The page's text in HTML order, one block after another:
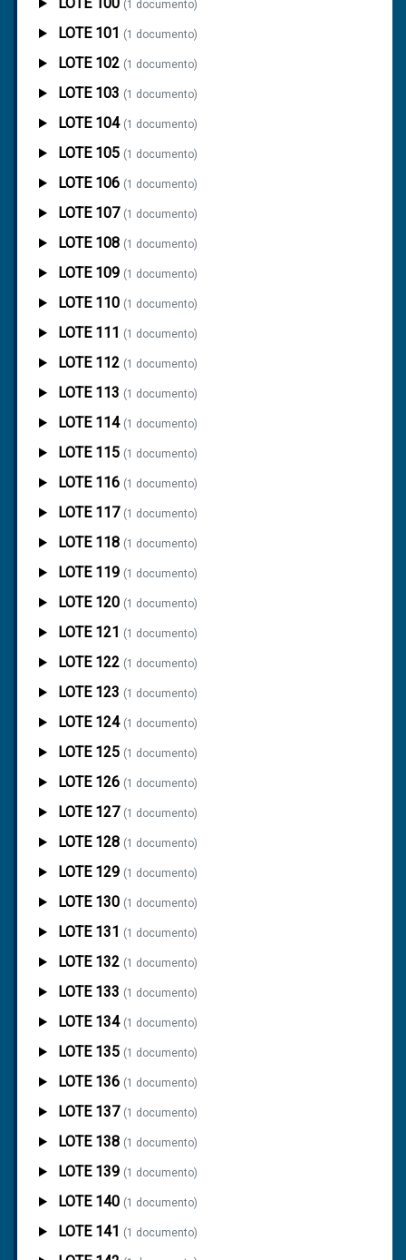
(1 documento)
LOTE 101 (1 documento)
LOTE 102 (1 documento)
LOTE 103 (1 documento)
LOTE 104 (1 documento)
LOTE 105 (1 documento)
LOTE 106 (1 documento)
LOTE 107 (1 documento)
LOTE 108 (1 documento)
LOTE 109 (1 documento)
LOTE 110 (1 documento)
LOTE 111 (1 documento)
LOTE 112 (1 documento)
LOTE 113 (1 documento)
LOTE 114 (1 documento)
LOTE 115 (1 documento)
LOTE 116 (1 documento)
LOTE 117 (1 documento)
LOTE 118 (1 documento)
LOTE 119 (1 documento)
LOTE 120 (1 documento)
LOTE 121 (1 documento)
LOTE 122 (1 documento)
LOTE 123 (1 documento)
LOTE 124 (1 documento)
LOTE 125 (1 documento)
LOTE 126 (1 documento)
LOTE 127 (1 documento)
LOTE 128 (1 documento)
LOTE 129 (1 documento)
LOTE 130 (1 documento)
LOTE 131 (1 documento)
LOTE 132 (1 documento)
LOTE 133 (1 documento)
LOTE 134 (1 documento)
LOTE 135 (1 documento)
LOTE 136 (1 documento)
LOTE 137 (1 documento)
LOTE 138 (1 documento)
LOTE 139 (1 documento)
LOTE 140 (1 documento)
LOTE 141 (1 documento)